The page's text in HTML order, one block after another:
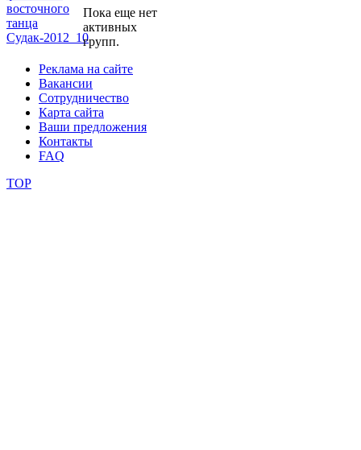
Пока еще нет
активных
групп.
Реклама на сайте
Вакансии
Сотрудничество
Карта сайта
Ваши предложения
Контакты
FAQ
TOP